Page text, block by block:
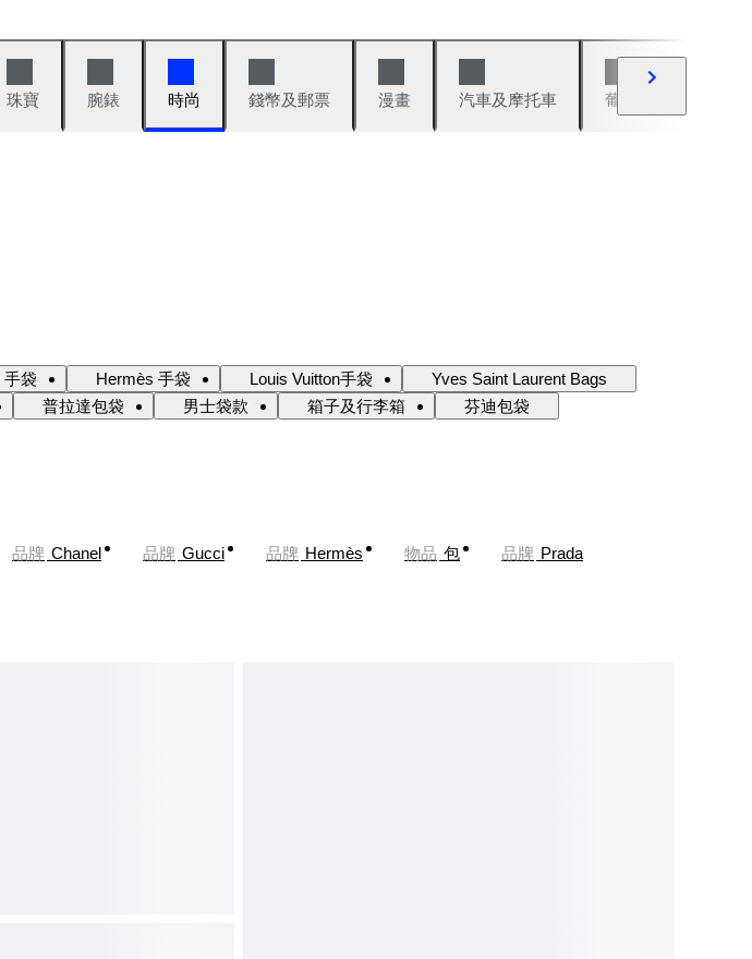
珠寶 腕錶 時尚 錢幣及郵票 漫畫 汽車及摩托車 葡萄酒與烈酒
手袋 Hermès 手袋 Louis Vuitton手袋
Yves Saint Laurent Bags
普拉達包袋 男士袋款 箱子及行李箱 芬迪包袋
品牌 Chanel 品牌 Gucci 品牌 Hermès 物品 包 品牌 Prada